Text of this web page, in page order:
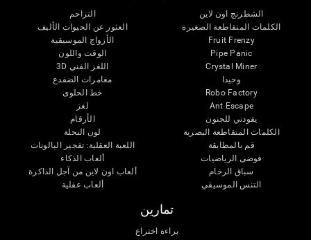
الشطرنج اون لاين
الكلمات المتقاطعة الصغيرة
Fruit Frenzy
Pipe Panic
Crystal Miner
وحيدا
Robo Factory
Ant Escape
يقودني للجنون
الكلمات المتقاطعة البصرية
قم بالمطابقة
فوضى الرياضيات
سباق الرخام
التنس الموسيقي
التزاحم
العثور عن الحيوات الأليف
الأزواج الموسيقية
الوقت واللون
اللغز الفني 3D
مغامرات الضفدع
خط الحلوى
لغز
الأرقام
لون النحلة
اللعبة العقلية: تفجير البالونات
ألعاب الذكاء
ألعاب اون لاين من آجل الذاكرة
ألعاب عقلية
تمارين
براءة اختراع